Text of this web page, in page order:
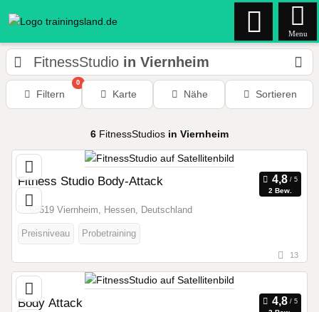
Menu
FitnessStudio in Viernheim
Filtern
0
Karte Nähe Sortieren
6 FitnessStudios in Viernheim
Fitness Studio Body-Attack
2 Bew.
68519 Viernheim, Hessen, Deutschland
Preisniveau Probetraining
13
Body Attack